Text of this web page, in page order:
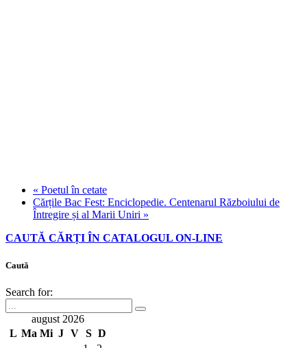
« Poetul în cetate
Cărțile Bac Fest: Enciclopedie. Centenarul Războiului de
Întregire și al Marii Uniri »
CAUTĂ CĂRȚI ÎN CATALOGUL ON-LINE
Caută
Search for:
august 2026
L Ma Mi J V S D